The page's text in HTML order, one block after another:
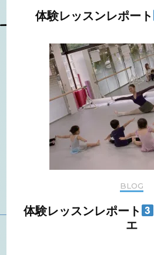
体験レッスンレポート
BLOG
体験レッスンレポート
エ